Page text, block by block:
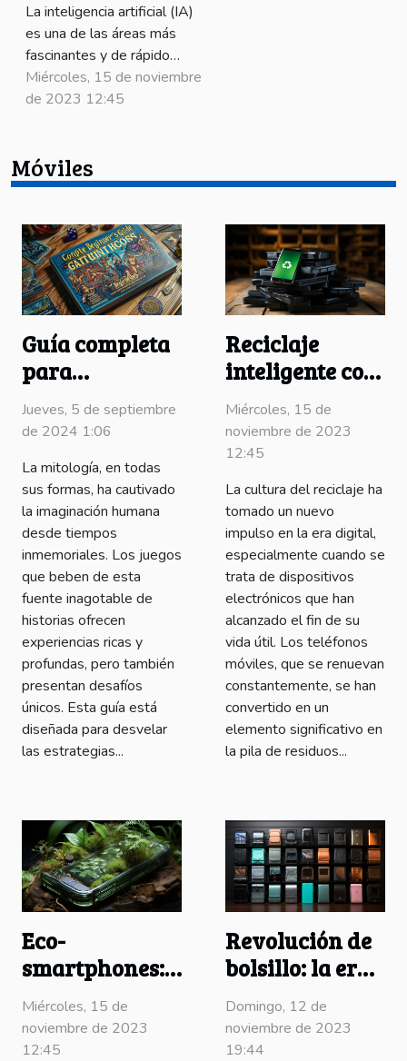
La inteligencia artificial (IA)
es una de las áreas más
fascinantes y de rápido
crecimiento en el mundo de
la tecnología y la innovación.
imágenes de robots y
máquinas complejas. Pero,
comprender este vasto
campo de una manera...
Miércoles, 15 de noviembre
de 2023 12:45
Móviles
Guía completa
para
principiantes
sobre
estrategias en
juegos de
mitología
Jueves, 5 de septiembre
de 2024 1:06
La mitología, en todas
sus formas, ha cautivado
la imaginación humana
desde tiempos
inmemoriales. Los juegos
que beben de esta
fuente inagotable de
historias ofrecen
experiencias ricas y
profundas, pero también
presentan desafíos
únicos. Esta guía está
diseñada para desvelar
las estrategias...
Reciclaje
inteligente con
móviles usados
Miércoles, 15 de
noviembre de 2023
12:45
La cultura del reciclaje ha
tomado un nuevo
impulso en la era digital,
especialmente cuando se
trata de dispositivos
electrónicos que han
alcanzado el fin de su
vida útil. Los teléfonos
móviles, que se renuevan
constantemente, se han
convertido en un
elemento significativo en
la pila de residuos...
Eco-
smartphones:
La nueva era
verde
Miércoles, 15 de
noviembre de 2023
12:45
Revolución de
bolsillo: la era
de móviles
plegables
Domingo, 12 de
noviembre de 2023
19:44